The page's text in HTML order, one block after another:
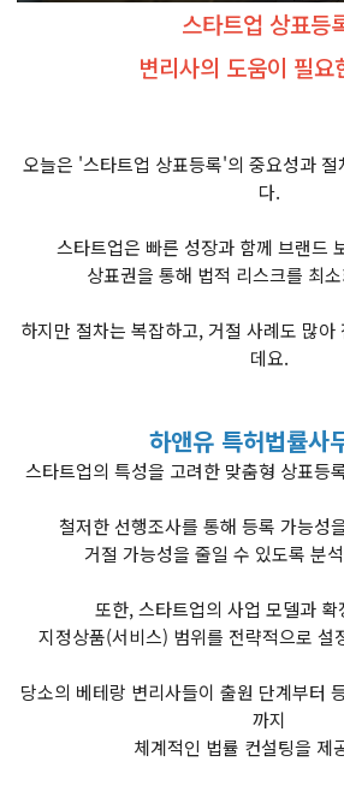
스타트업 상표등
변리사의 도움이 필요
오늘은 '스타트업 상표등록'의 중요성과 절
다.
스타트업은 빠른 성장과 함께 브랜드
상표권을 통해 법적 리스크를 최
하지만 절차는 복잡하고, 거절 사례도 많
데요.
하앤유 특허법률사
스타트업의 특성을 고려한 맞춤형 상표등
철저한 선행조사를 통해 등록 가능성
거절 가능성을 줄일 수 있도록 분
또한, 스타트업의 사업 모델과
지정상품(서비스) 범위를 전략적으로 설
당소의 베테랑 변리사들이 출원 단계부터
까지
체계적인 법률 컨설팅을 제